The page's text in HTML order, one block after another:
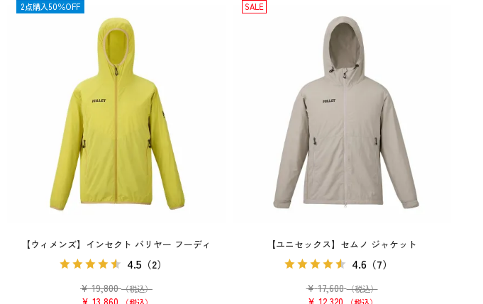
【ウィメンズ】インセクト バリヤー フーディ
4.5（2）
¥ 19,800 （税込）
SALE
2点購入50％OFF
【ユニセックス】セムノ ジャケット
4.6 （7）
¥ 17,600 （税込）
SALE